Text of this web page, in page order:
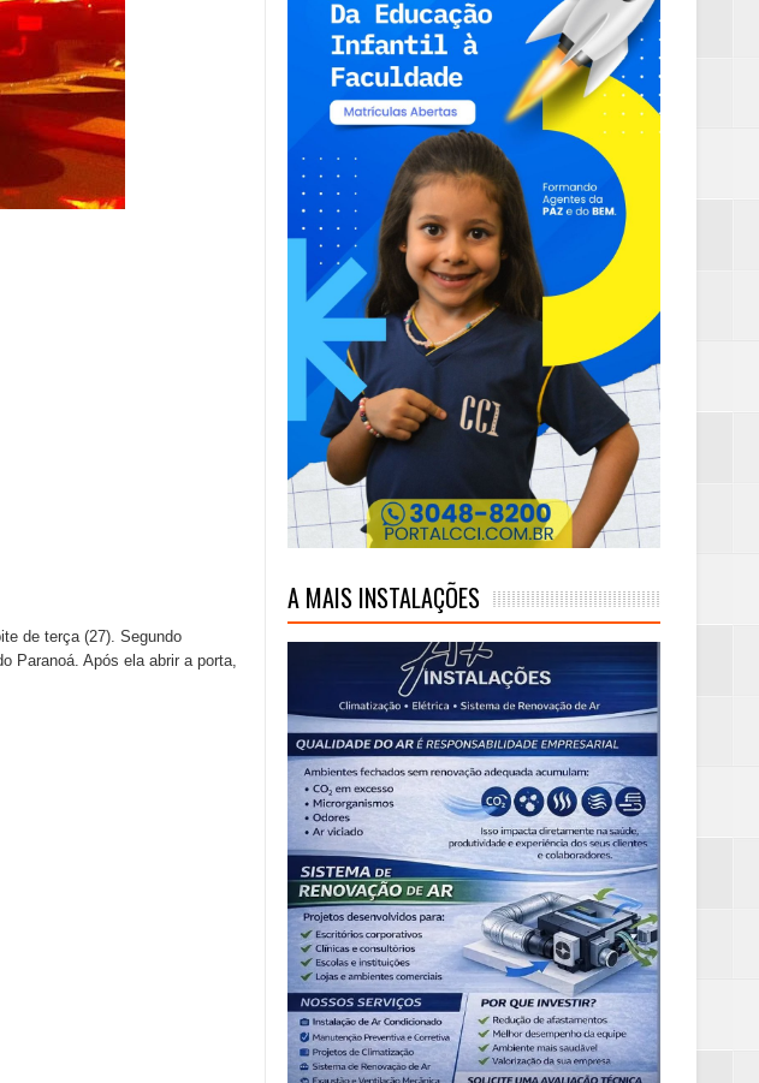
Recanto das Emas e Água Quente
do Distrito Federal
Samambaia
decisivo com 72% da meta alcançada
de terça (27). Segundo
Paranoá. Após ela abrir a porta,
A MAIS INSTALAÇÕES